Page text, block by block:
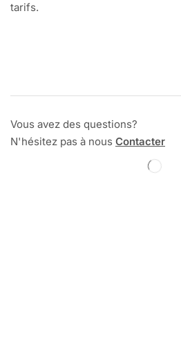
tarifs.
Vous avez des questions?
N'hésitez pas à nous Contacter